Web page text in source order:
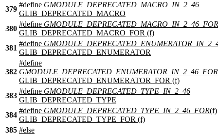
379
#define GMODULE_DEPRECATED_MACRO_IN_2_46
GLIB_DEPRECATED_MACRO
380
#define GMODULE_DEPRECATED_MACRO_IN_2_46_FOR
GLIB_DEPRECATED_MACRO_FOR (f)
381
#define
GLIB_DEPRECATED_ENUMERATOR
382
#define
GMODULE_DEPRECATED_ENUMERATOR_IN_2_46_FOR
GLIB_DEPRECATED_ENUMERATOR_FOR (f)
383
#define GMODULE_DEPRECATED_TYPE_IN_2_46
GLIB_DEPRECATED_TYPE
384
#define GMODULE_DEPRECATED_TYPE_IN_2_46_FOR(f)
GLIB_DEPRECATED_TYPE_FOR (f)
385 #else